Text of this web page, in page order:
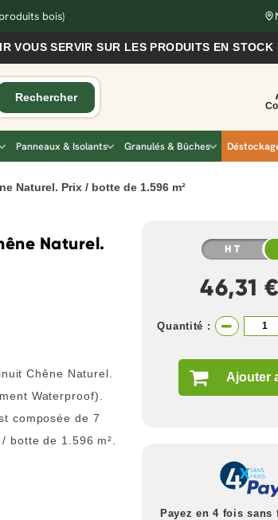
bois)
SUR LES PRODUITS EN STOCK ET
Panneaux & Isolants Granulés & Bûches
Naturel. Prix / botte de 1.596 m²
Naturel.
Chêne Naturel.
Waterproof).
composée de 7
botte de 1.596 m².
HT
46,31
Quantité :
Ajouter
Payez en 4 fois sans